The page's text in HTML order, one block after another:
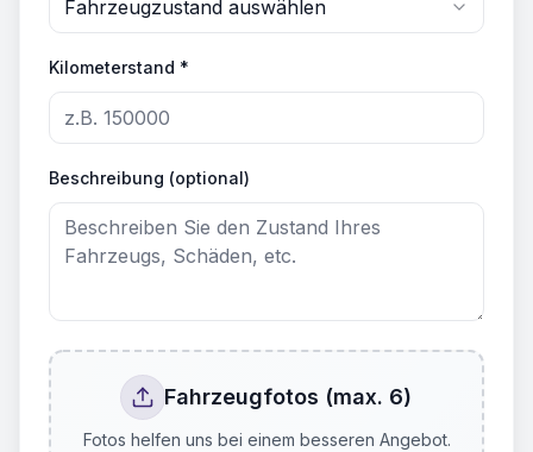
Fahrzeugzustand auswählen
Kilometerstand *
Beschreibung (optional)
Fahrzeugfotos (max. 6)
Fotos helfen uns bei einem besseren Angebot.